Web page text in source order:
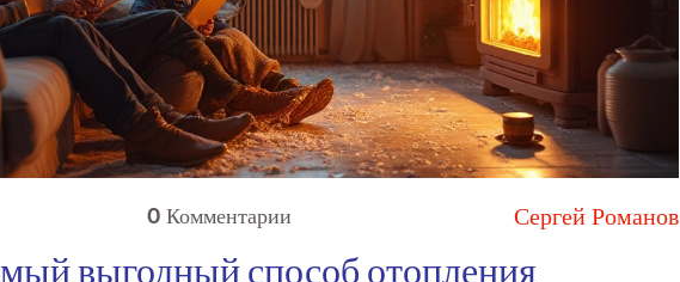
0 Комментарии Сергей Романов
выгодный способ отопления